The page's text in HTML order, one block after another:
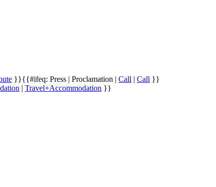
}}{{#ifeq: Press | Proclamation | Call | Call }}
| Travel+Accommodation }}